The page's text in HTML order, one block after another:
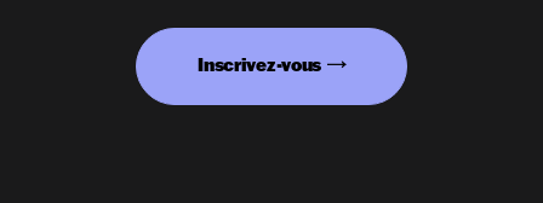
Inscrivez-vous